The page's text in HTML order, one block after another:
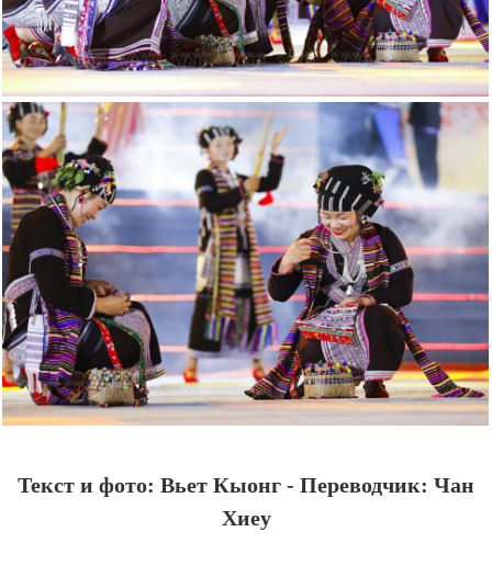
Текст и фото: Вьет Кыонг - Переводчик: Чан
Хиеу